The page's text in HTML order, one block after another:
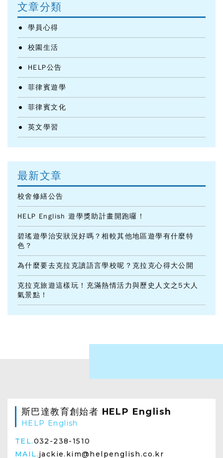
文章分類
學員心得
校園生活
HELP公告
菲律賓遊學
菲律賓文化
英文學習
最新文章
校舍修繕公告
HELP English 遊學獎助計畫開跑囉！
碧瑤遊學治安狀況好嗎？相較其他地區遊學有什麼特
色？
為什麼要去克拉克讀語言學校呢？克拉克心得大公開
克拉克旅遊這樣玩！充滿熱情活力與歷史人文之5大人
氣景點！
斯巴達教育創始者 HELP English
HELP English
TEL.032-238-1510
MAIL.jackie.kim@helpenglish.co.kr